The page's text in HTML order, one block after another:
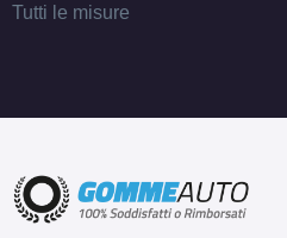
Tutti le misure